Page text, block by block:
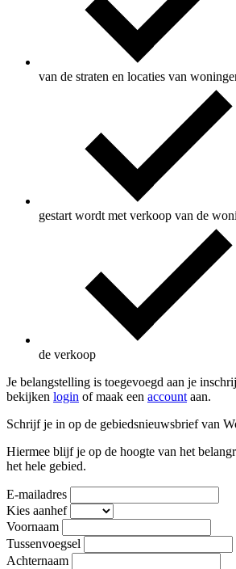
van de straten en locaties van
gestart wordt met verkoop van de
de verkoop
Je belangstelling is toegevoegd aan je
bekijken login of maak een account aan.
Schrijf je in op de gebiedsnieuwsbrief van
Hiermee blijf je op de hoogte van het
het hele gebied.
E-mailadres
Kies aanhef
Voornaam
Tussenvoegsel
Achternaam